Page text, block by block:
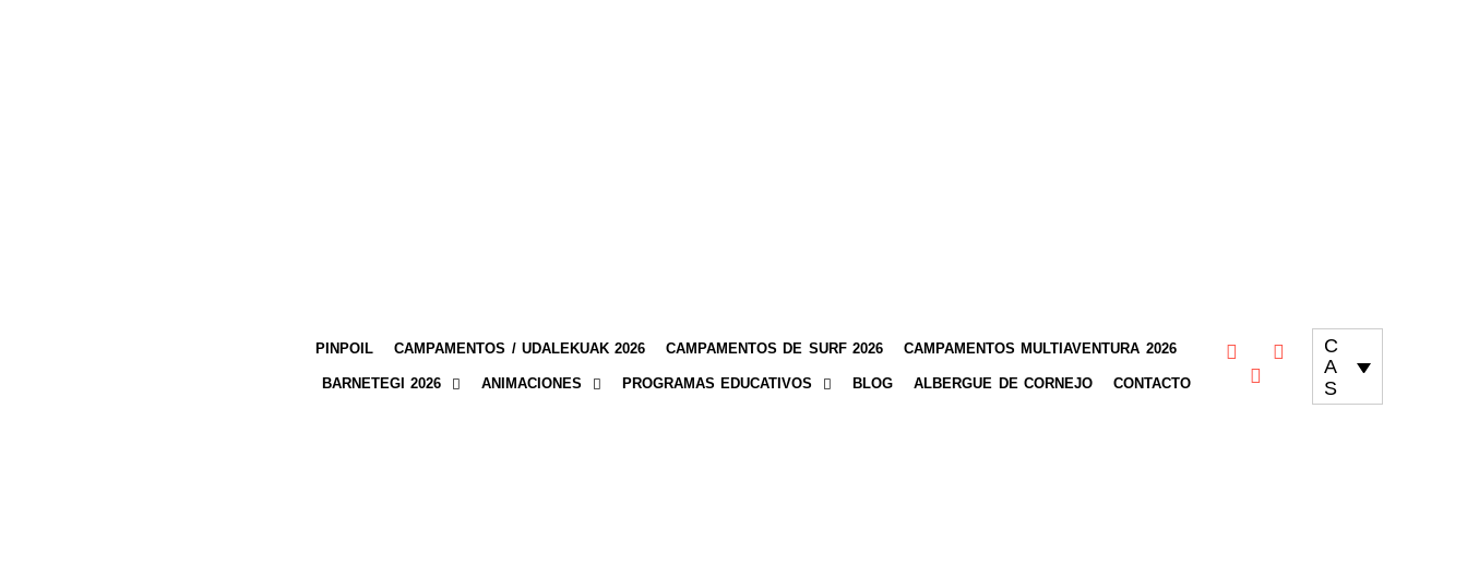
PINPOIL CAMPAMENTOS / UDALEKUAK 2026 CAMPAMENTOS DE SURF 2026 CAMPAMENTOS MULTIAVENTURA 2026
BARNETEGI 2026 ANIMACIONES PROGRAMAS EDUCATIVOS BLOG ALBERGUE DE CORNEJO CONTACTO
C
A
S